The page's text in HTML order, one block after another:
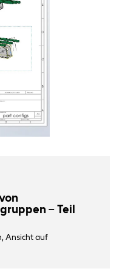
– Teil
Ansicht auf